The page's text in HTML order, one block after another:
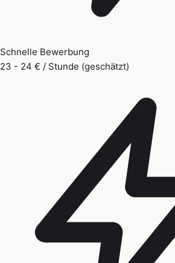
Schnelle Bewerbung
23 - 24 € / Stunde (geschätzt)